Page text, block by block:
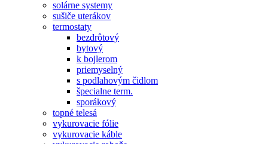
solárne systemy
sušiče uterákov
termostaty
bezdrôtový
bytový
k bojlerom
priemyselný
s podlahovým čidlom
špecialne term.
sporákový
topné telesá
vykurovacie fólie
vykurovacie káble